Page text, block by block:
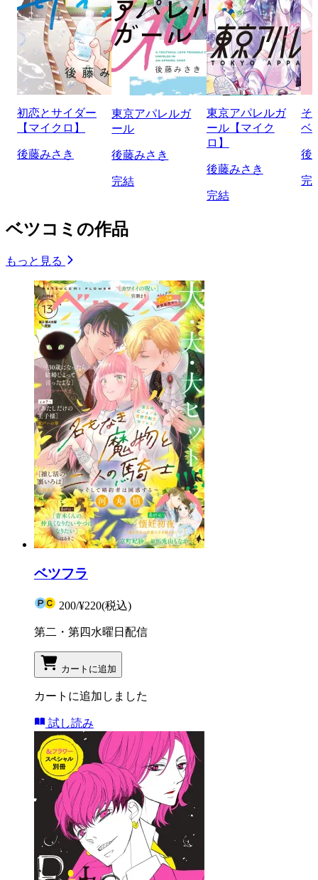
初恋とサイダー
【マイクロ】
後藤みさき
東京アパレルガ
ール
後藤みさき
完結
東京アパレルガ
ール【マイク
ロ】
後藤みさき
完結
そ
ベ
後
完
ベツコミの作品
もっと見る
ベツフラ
200/¥220(税込)
第二・第四水曜日配信
カートに追加
カートに追加しました
試し読み